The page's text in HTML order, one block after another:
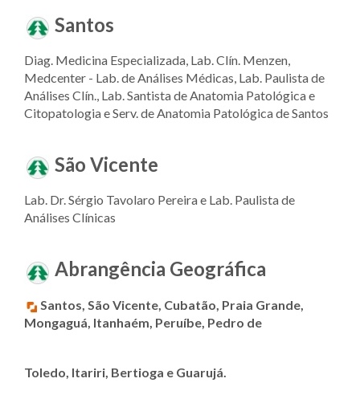
Santos
Diag. Medicina Especializada, Lab. Clín. Menzen,
Medcenter - Lab. de Análises Médicas, Lab. Paulista de
Análises Clín., Lab. Santista de Anatomia Patológica e
Citopatologia e Serv. de Anatomia Patológica de Santos
São Vicente
Lab. Dr. Sérgio Tavolaro Pereira e Lab. Paulista de
Análises Clínicas
Abrangência Geográfica
Santos, São Vicente, Cubatão, Praia Grande,
Mongaguá, Itanhaém, Peruíbe, Pedro de
Toledo, Itariri, Bertioga e Guarujá.